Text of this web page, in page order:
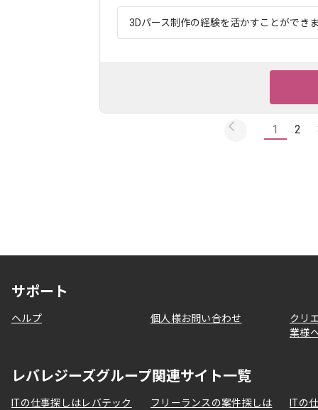
3Dパース制作の経験を活かすことができ
1 2
サポート
ヘルプ 個人様お問い合わせ
クリ
業様
レバレジーズグループ関連サイト一覧
ITの仕事探しはレバテック
フリーランスの案件探しは
ITの